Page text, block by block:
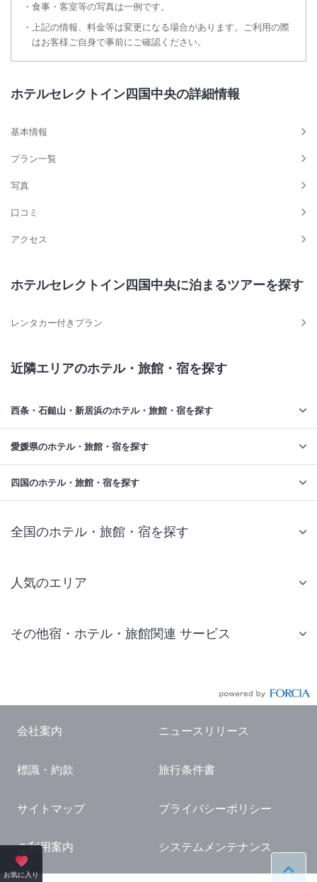
食事・客室等の写真は一例です。
上記の情報、料金等は変更になる場合があります。ご利用の際
はお客様ご自身で事前にご確認ください。
お気に入り ペー
ホテルセレクトイン四国中央の詳細情報
基本情報
プラン一覧
写真
口コミ
アクセス
ホテルセレクトイン四国中央に泊まるツアーを探す
レンタカー付きプラン
近隣エリアのホテル・旅館・宿を探す
西条・石鎚山・新居浜のホテル・旅館・宿を探す
愛媛県のホテル・旅館・宿を探す
四国のホテル・旅館・宿を探す
全国のホテル・旅館・宿を探す
人気のエリア
仙台 ホテル
東京ドーム ホテル
横浜 ホテル
熱海 ホテル
京都 ホテル
その他宿・ホテル・旅館関連 サービス
国内観光ガイド
旅行・観光情報
会社案内 ニュースリリース
標識・約款 旅行条件書
サイトマップ プライバシーポリシー
ご利用案内 システムメンテナンス